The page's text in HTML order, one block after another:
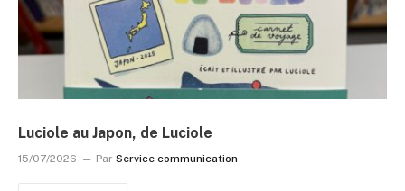
Luciole au Japon, de Luciole
15/07/2026 Par Service communication